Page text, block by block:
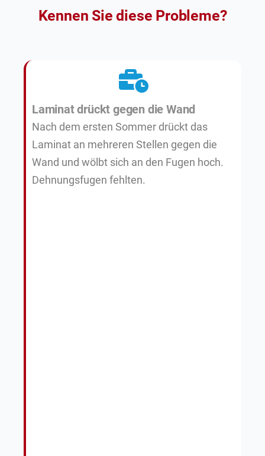
Kennen Sie diese Probleme?
Laminat drückt gegen die Wand
Nach dem ersten Sommer drückt das
Laminat an mehreren Stellen gegen die
Wand und wölbt sich an den Fugen hoch.
Dehnungsfugen fehlten.